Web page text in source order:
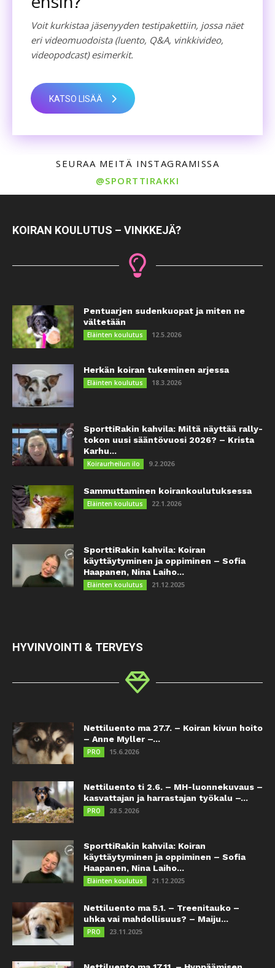
Voit kurkistaa jäsenyyden testipakettiin, jossa näet
eri videomuodoista (luento, Q&A, vinkkivideo,
videopodcast) esimerkit.
KATSO LISÄÄ
SEURAA MEITÄ INSTAGRAMISSA
@SPORTTIRAKKI
KOIRAN KOULUTUS – VINKKEJÄ?
Pentuarjen sudenkuopat ja miten ne
vältetään
Eläinten koulutus 12.5.2026
Herkän koiran tukeminen arjessa
Eläinten koulutus 18.3.2026
SporttiRakin kahvila: Miltä näyttää rally-
tokon uusi sääntövuosi 2026? – Krista
Karhu...
Koiraurheilun ilo 9.2.2026
Sammuttaminen koirankoulutuksessa
Eläinten koulutus 22.1.2026
SporttiRakin kahvila: Koiran
käyttäytyminen ja oppiminen – Sofia
Haapanen, Nina Laiho...
Eläinten koulutus 21.12.2025
HYVINVOINTI & TERVEYS
Nettiluento ma 27.7. – Koiran kivun hoito
– Anne Myller –...
PRO 15.6.2026
Nettiluento ti 2.6. – MH-luonnekuvaus –
kasvattajan ja harrastajan työkalu –...
PRO 28.5.2026
SporttiRakin kahvila: Koiran
käyttäytyminen ja oppiminen – Sofia
Haapanen, Nina Laiho...
Eläinten koulutus 21.12.2025
Nettiluento ma 5.1. – Treenitauko –
uhka vai mahdollisuus? – Maiju...
PRO 23.11.2025